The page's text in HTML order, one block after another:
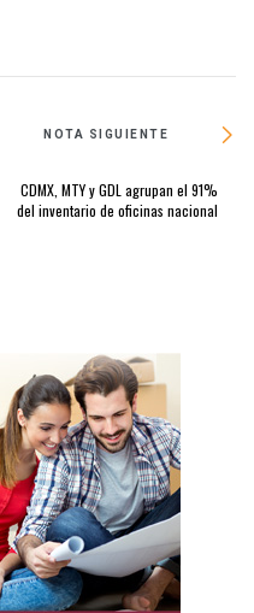
NOTA SIGUIENTE
CDMX, MTY y GDL agrupan el 91%
del inventario de oficinas nacional